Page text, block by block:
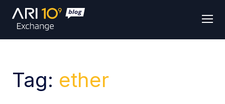
Tag: ether